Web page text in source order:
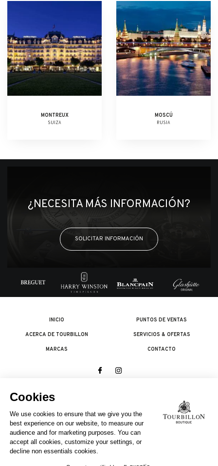
MONTREUX
SUIZA
MOSCÚ
RUSIA
¿NECESITA MÁS INFORMACIÓN?
SOLICITAR INFORMACIÓN
INICIO
ACERCA DE TOURBILLON
MARCAS
PUNTOS DE VENTAS
SERVICIOS & OFERTAS
CONTACTO
UNA EMPRESA DEL